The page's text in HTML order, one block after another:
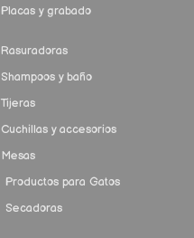
Placas y grabado
Rasuradoras
Shampoos y baño
Tijeras
Cuchillas y accesorios
Mesas
Productos para Gatos
Secadoras